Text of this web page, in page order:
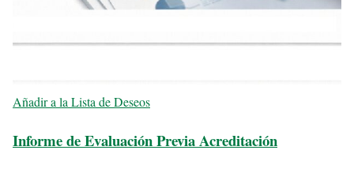
Añadir a la Lista de Deseos
Informe de Evaluación Previa Acreditación